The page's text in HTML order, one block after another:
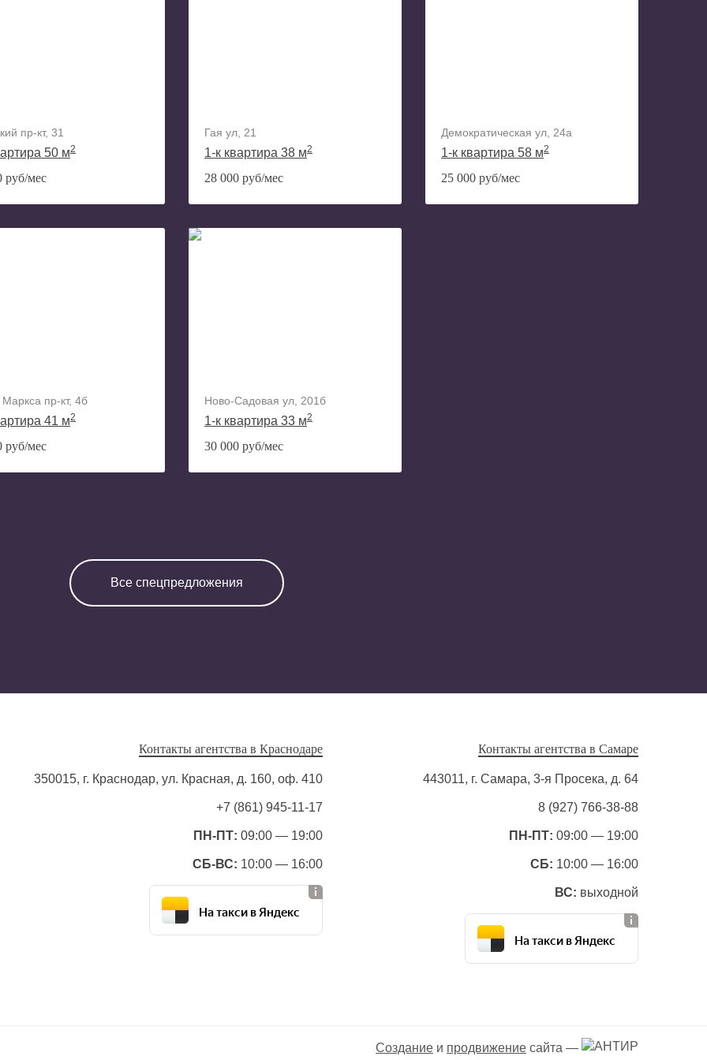
пр-кт, 31
50 м2
руб/мес
Гая ул, 21
1-к квартира 38 м2
28 000 руб/мес
Демократическая ул, 24а
1-к квартира 58 м2
25 000 руб/мес
пр-кт, 4б
41 м2
руб/мес
Ново-Садовая ул, 201б
1-к квартира 33 м2
30 000 руб/мес
Все спецпредложения
Контакты агентства в Самаре
443011, г. Самара, 3-я Просека, д. 64
8 (927) 766-38-88
ПН-ПТ: 09:00 — 19:00
СБ: 10:00 — 16:00
ВС: выходной
На такси в Яндекс
Контакты агентства в Краснодаре
350015, г. Краснодар, ул. Красная, д. 160, оф. 410
+7 (861) 945-11-17
ПН-ПТ: 09:00 — 19:00
СБ-ВС: 10:00 — 16:00
На такси в Яндекс
Создание и продвижение сайта —